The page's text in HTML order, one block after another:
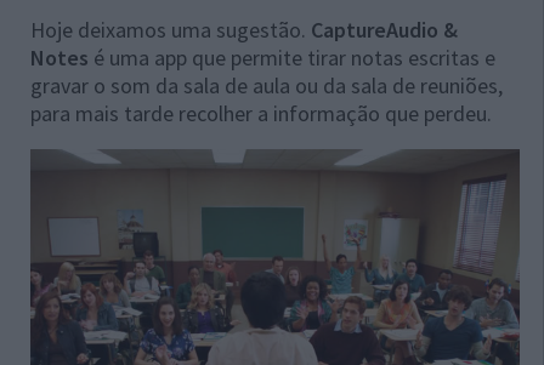
Hoje deixamos uma sugestão. CaptureAudio &
Notes é uma app que permite tirar notas escritas e
gravar o som da sala de aula ou da sala de reuniões,
para mais tarde recolher a informação que perdeu.